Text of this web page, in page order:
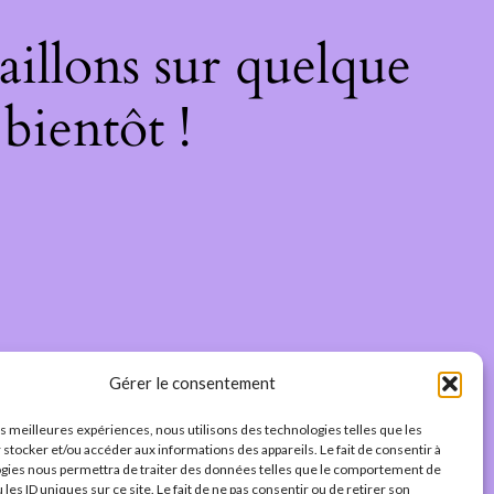
Gérer le consentement
meilleures expériences, nous utilisons des technologies telles que les
et/ou accéder aux informations des appareils. Le fait de consentir à
nous permettra de traiter des données telles que le comportement de
les ID uniques sur ce site. Le fait de ne pas consentir ou de retirer son
sur quelque
!